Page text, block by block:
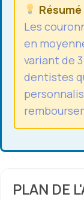
Les
en
variant de
dentistes
PLAN DE